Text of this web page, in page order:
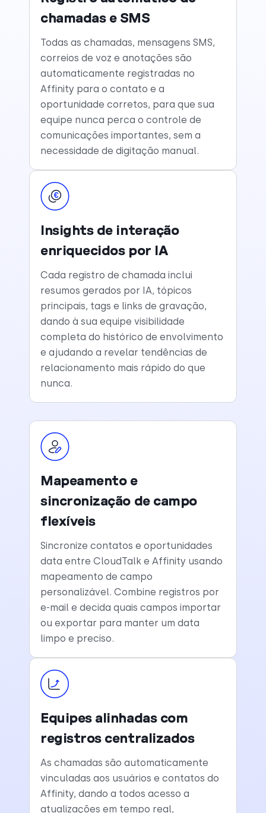
chamadas e SMS
Todas as chamadas, mensagens SMS,
correios de voz e anotações são
automaticamente registradas no
Affinity para o contato e a
oportunidade corretos, para que sua
equipe nunca perca o controle de
comunicações importantes, sem a
necessidade de digitação manual.
Insights de interação
enriquecidos por IA
Cada registro de chamada inclui
resumos gerados por IA, tópicos
principais, tags e links de gravação,
dando à sua equipe visibilidade
completa do histórico de envolvimento
e ajudando a revelar tendências de
relacionamento mais rápido do que
nunca.
Mapeamento e
sincronização de campo
flexíveis
Sincronize contatos e oportunidades
data entre CloudTalk e Affinity usando
mapeamento de campo
personalizável. Combine registros por
e-mail e decida quais campos importar
ou exportar para manter um data
limpo e preciso.
Equipes alinhadas com
registros centralizados
As chamadas são automaticamente
vinculadas aos usuários e contatos do
Affinity, dando a todos acesso a
atualizações em tempo real,